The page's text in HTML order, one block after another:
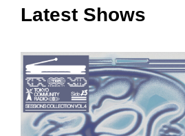
Latest Shows